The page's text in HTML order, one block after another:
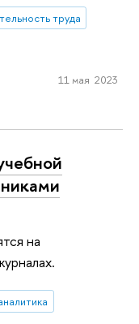
труда
11 мая 2023
на